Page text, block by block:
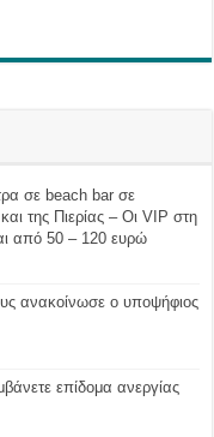
σε beach bar σε
της Πιερίας – Οι VIP στη
από 50 – 120 ευρώ
ανακοίνωσε ο υποψήφιος
επίδομα ανεργίας